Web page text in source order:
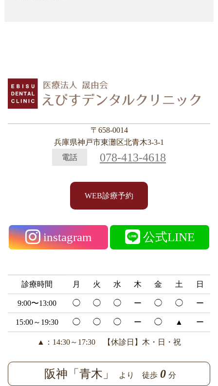
〒658-0014
兵庫県神戸市東灘区北青木3-3-1
電話
078-413-4618
WEB診療予約
instagram 公式LINE
診療時間 月 火 水 木 金 土 日
9:00〜13:00 ◯ ◯ ◯ ー ◯ ◯ ー
15:00～19:30 ◯ ◯ ◯ ー ◯ ▲ ー
▲：14:30～17:30 【休診日】木・日・祝
阪神「青木」 より 徒歩 0 分